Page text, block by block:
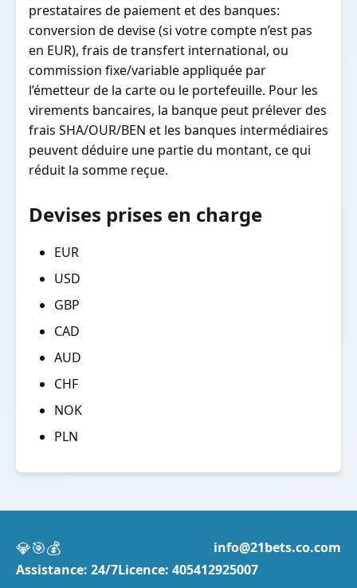
prestataires de paiement et des banques:
conversion de devise (si votre compte n’est pas
en EUR), frais de transfert international, ou
commission fixe/variable appliquée par
l’émetteur de la carte ou le portefeuille. Pour les
virements bancaires, la banque peut prélever des
frais SHA/OUR/BEN et les banques intermédiaires
peuvent déduire une partie du montant, ce qui
réduit la somme reçue.
Devises prises en charge
EUR
USD
GBP
CAD
AUD
CHF
NOK
PLN
💎🎯💰
info@21bets.co.com
Assistance: 24/7Licence: 405412925007